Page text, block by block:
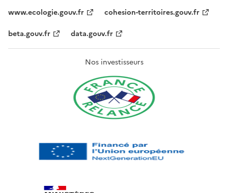
www.ecologie.gouv.fr
cohesion-territoires.gouv.fr
beta.gouv.fr
data.gouv.fr
Nos investisseurs